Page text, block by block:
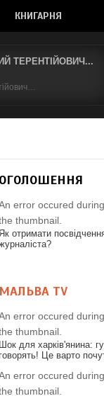
КНИГАРНЯ
ТЕРЕНТІЙОВИЧ...
ОГОЛОШЕННЯ
error occured
thumbnail.
отримати
МАЛЬВА TV
error occured
thumbnail.
Шок для харків'янина:
говорять! Це варто
error occured
thumbnail.